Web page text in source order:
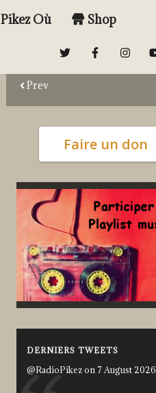
Pikez Où Shop
Prev
Faire un don
DERNIERS TWEETS
@RadioPikez on 7 August 2026